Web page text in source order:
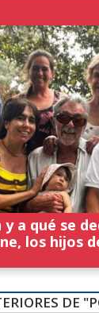
y a qué se
los hijos
DE